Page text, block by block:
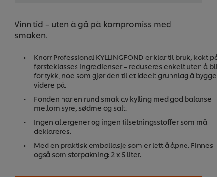
Vinn tid – uten å gå på kompromiss med
smaken.
Knorr Professional KYLLINGFOND er klar til bruk, kokt
førsteklasses ingredienser – reduseres enkelt uten å bli
for tykk, noe som gjør den til et ideelt grunnlag å bygge
videre på.
Fonden har en rund smak av kylling med god balanse
mellom syre, sødme og salt.
Ingen allergener og ingen tilsetningsstoffer som må
deklareres.
Med en praktisk emballasje som er lett å åpne. Finnes
også som storpakning: 2 x 5 liter.